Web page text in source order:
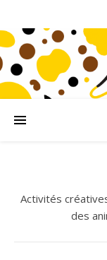
Activités
des